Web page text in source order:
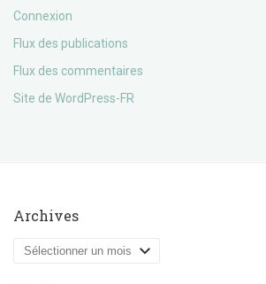
Connexion
Flux des publications
Flux des commentaires
Site de WordPress-FR
Archives
Archives